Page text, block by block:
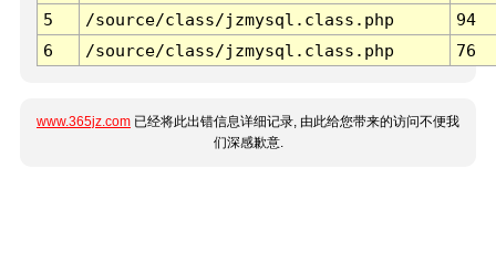
5
/source/class/jzmysql.class.php
94
6
/source/class/jzmysql.class.php 76
www.365jz.com 已经将此出错信息详细记录, 由此给您带来的访问不便我
们深感歉意.